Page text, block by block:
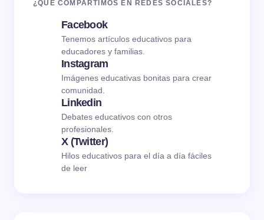
¿QUÉ COMPARTIMOS EN REDES SOCIALES?
Facebook
Tenemos artículos educativos para
educadores y familias.
Instagram
Imágenes educativas bonitas para crear
comunidad.
Linkedin
Debates educativos con otros
profesionales.
X (Twitter)
Hilos educativos para el día a día fáciles
de leer